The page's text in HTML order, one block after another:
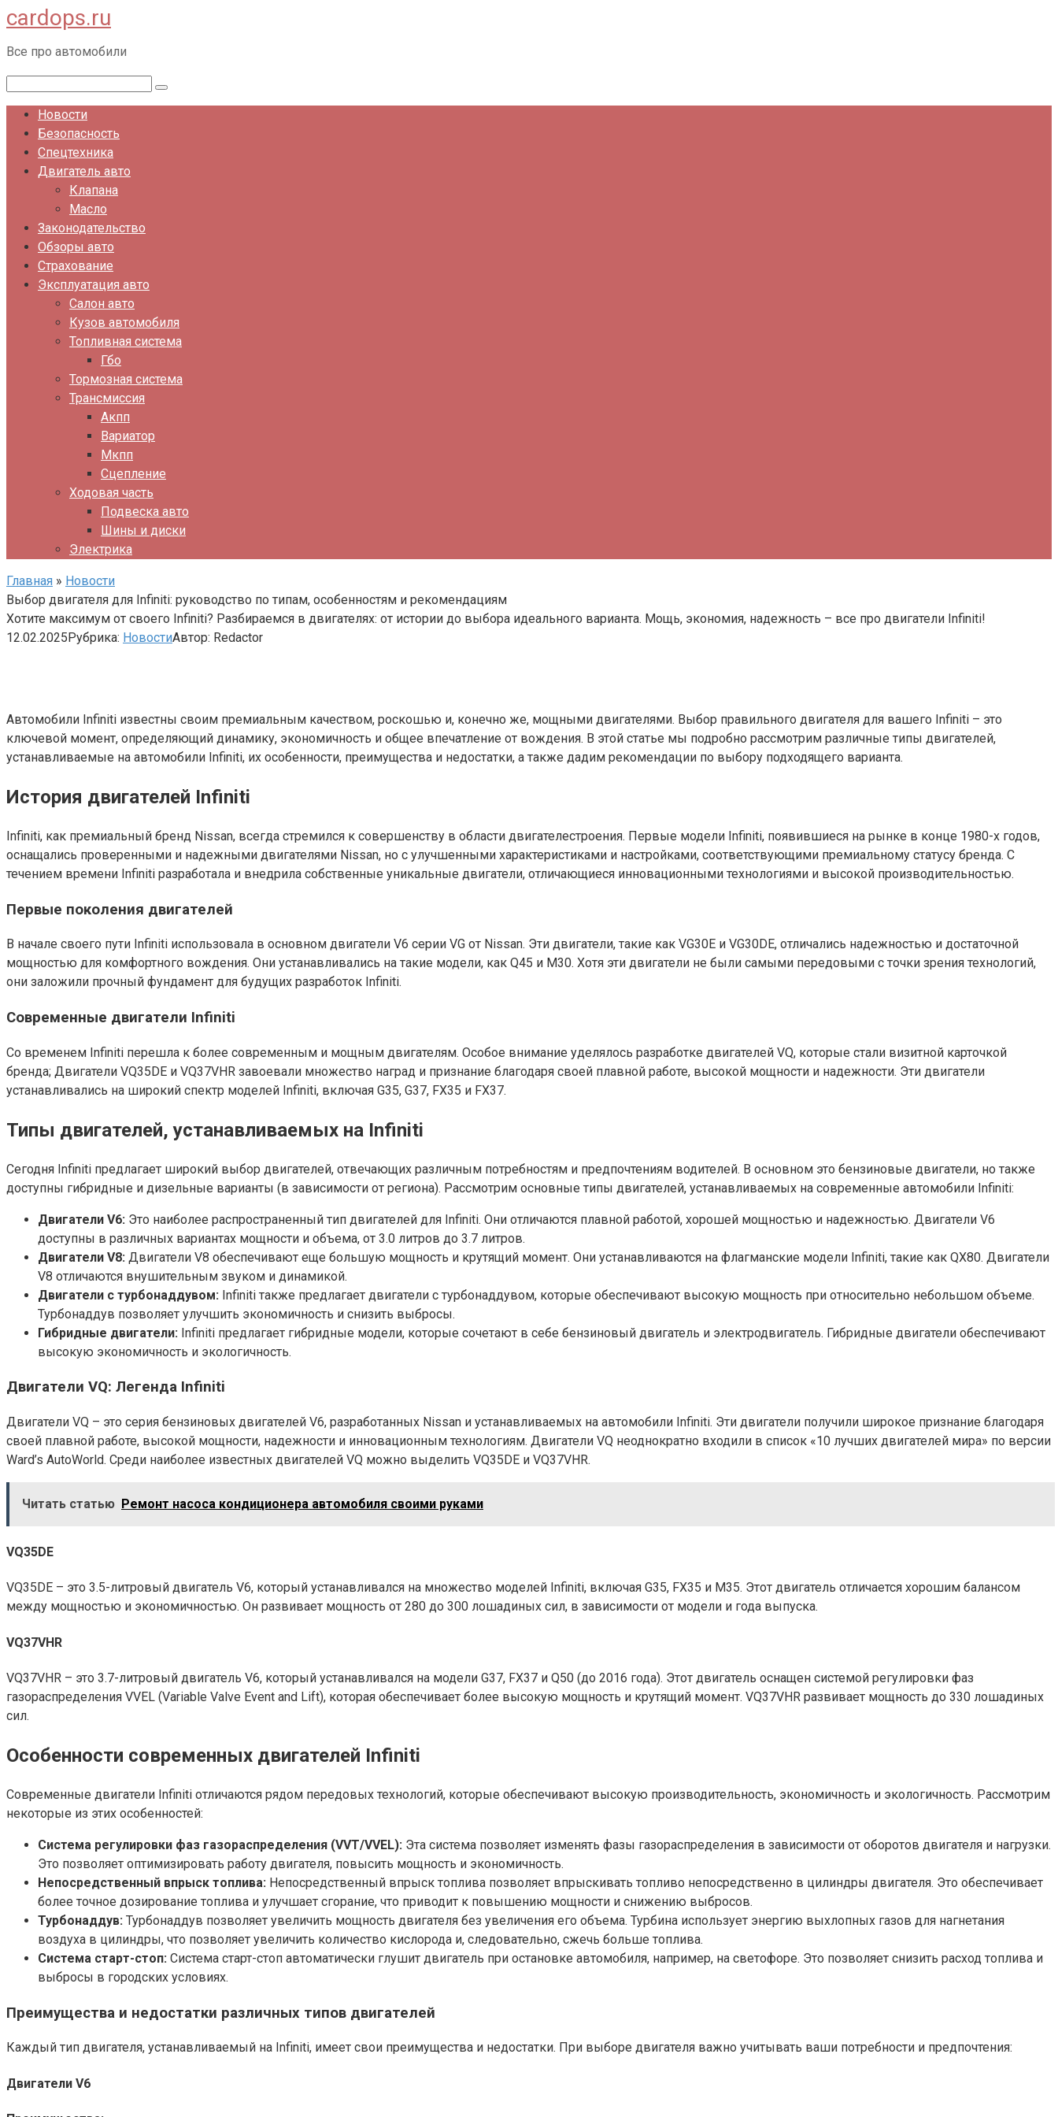
Перейти
к
контенту
cardops.ru
Все про автомобили
Новости
Безопасность
Спецтехника
Двигатель авто
Клапана
Масло
Законодательство
Обзоры авто
Страхование
Эксплуатация авто
Салон авто
Кузов автомобиля
Топливная система
Гбо
Тормозная система
Трансмиссия
Акпп
Вариатор
Мкпп
Сцепление
Ходовая часть
Подвеска авто
Шины и диски
Электрика
Главная » Новости
Выбор двигателя для Infiniti: руководство по типам, особенностям и рекомендациям
Хотите максимум от своего Infiniti? Разбираемся в двигателях: от истории до выбора идеального варианта. Мощь, экономия, надежность – все про двигатели Infiniti!
12.02.2025Рубрика: НовостиАвтор: Redactor
Автомобили Infiniti известны своим премиальным качеством, роскошью и, конечно же, мощными двигателями. Выбор правильного двигателя для вашего Infiniti – это
ключевой момент, определяющий динамику, экономичность и общее впечатление от вождения. В этой статье мы подробно рассмотрим различные типы двигателей,
устанавливаемые на автомобили Infiniti, их особенности, преимущества и недостатки, а также дадим рекомендации по выбору подходящего варианта.
История двигателей Infiniti
Infiniti, как премиальный бренд Nissan, всегда стремился к совершенству в области двигателестроения. Первые модели Infiniti, появившиеся на рынке в конце 1980-х годов,
оснащались проверенными и надежными двигателями Nissan, но с улучшенными характеристиками и настройками, соответствующими премиальному статусу бренда. С
течением времени Infiniti разработала и внедрила собственные уникальные двигатели, отличающиеся инновационными технологиями и высокой производительностью.
Первые поколения двигателей
В начале своего пути Infiniti использовала в основном двигатели V6 серии VG от Nissan. Эти двигатели, такие как VG30E и VG30DE, отличались надежностью и достаточной
мощностью для комфортного вождения. Они устанавливались на такие модели, как Q45 и M30. Хотя эти двигатели не были самыми передовыми с точки зрения технологий,
они заложили прочный фундамент для будущих разработок Infiniti.
Современные двигатели Infiniti
Со временем Infiniti перешла к более современным и мощным двигателям. Особое внимание уделялось разработке двигателей VQ, которые стали визитной карточкой
бренда; Двигатели VQ35DE и VQ37VHR завоевали множество наград и признание благодаря своей плавной работе, высокой мощности и надежности. Эти двигатели
устанавливались на широкий спектр моделей Infiniti, включая G35, G37, FX35 и FX37.
Типы двигателей, устанавливаемых на Infiniti
Сегодня Infiniti предлагает широкий выбор двигателей, отвечающих различным потребностям и предпочтениям водителей. В основном это бензиновые двигатели, но также
доступны гибридные и дизельные варианты (в зависимости от региона). Рассмотрим основные типы двигателей, устанавливаемых на современные автомобили Infiniti:
Двигатели V6: Это наиболее распространенный тип двигателей для Infiniti. Они отличаются плавной работой, хорошей мощностью и надежностью. Двигатели V6
доступны в различных вариантах мощности и объема, от 3.0 литров до 3.7 литров.
Двигатели V8: Двигатели V8 обеспечивают еще большую мощность и крутящий момент. Они устанавливаются на флагманские модели Infiniti, такие как QX80. Двигатели
V8 отличаются внушительным звуком и динамикой.
Двигатели с турбонаддувом: Infiniti также предлагает двигатели с турбонаддувом, которые обеспечивают высокую мощность при относительно небольшом объеме.
Турбонаддув позволяет улучшить экономичность и снизить выбросы.
Гибридные двигатели: Infiniti предлагает гибридные модели, которые сочетают в себе бензиновый двигатель и электродвигатель. Гибридные двигатели обеспечивают
высокую экономичность и экологичность.
Двигатели VQ: Легенда Infiniti
Двигатели VQ – это серия бензиновых двигателей V6, разработанных Nissan и устанавливаемых на автомобили Infiniti. Эти двигатели получили широкое признание благодаря
своей плавной работе, высокой мощности, надежности и инновационным технологиям. Двигатели VQ неоднократно входили в список «10 лучших двигателей мира» по версии
Ward’s AutoWorld. Среди наиболее известных двигателей VQ можно выделить VQ35DE и VQ37VHR.
Читать статью Ремонт насоса кондиционера автомобиля своими руками
VQ35DE
VQ35DE – это 3.5-литровый двигатель V6, который устанавливался на множество моделей Infiniti, включая G35, FX35 и M35. Этот двигатель отличается хорошим балансом
между мощностью и экономичностью. Он развивает мощность от 280 до 300 лошадиных сил, в зависимости от модели и года выпуска.
VQ37VHR
VQ37VHR – это 3.7-литровый двигатель V6, который устанавливался на модели G37, FX37 и Q50 (до 2016 года). Этот двигатель оснащен системой регулировки фаз
газораспределения VVEL (Variable Valve Event and Lift), которая обеспечивает более высокую мощность и крутящий момент. VQ37VHR развивает мощность до 330 лошадиных
сил.
Особенности современных двигателей Infiniti
Современные двигатели Infiniti отличаются рядом передовых технологий, которые обеспечивают высокую производительность, экономичность и экологичность. Рассмотрим
некоторые из этих особенностей:
Система регулировки фаз газораспределения (VVT/VVEL): Эта система позволяет изменять фазы газораспределения в зависимости от оборотов двигателя и нагрузки.
Это позволяет оптимизировать работу двигателя, повысить мощность и экономичность.
Непосредственный впрыск топлива: Непосредственный впрыск топлива позволяет впрыскивать топливо непосредственно в цилиндры двигателя. Это обеспечивает
более точное дозирование топлива и улучшает сгорание, что приводит к повышению мощности и снижению выбросов.
Турбонаддув: Турбонаддув позволяет увеличить мощность двигателя без увеличения его объема. Турбина использует энергию выхлопных газов для нагнетания
воздуха в цилиндры, что позволяет увеличить количество кислорода и, следовательно, сжечь больше топлива.
Система старт-стоп: Система старт-стоп автоматически глушит двигатель при остановке автомобиля, например, на светофоре. Это позволяет снизить расход топлива и
выбросы в городских условиях.
Преимущества и недостатки различных типов двигателей
Каждый тип двигателя, устанавливаемый на Infiniti, имеет свои преимущества и недостатки. При выборе двигателя важно учитывать ваши потребности и предпочтения:
Двигатели V6